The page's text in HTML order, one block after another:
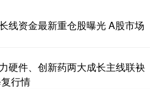
线资金最新重仓股曝光 A股市场
硬件、创新药两大成长主线联袂
行情